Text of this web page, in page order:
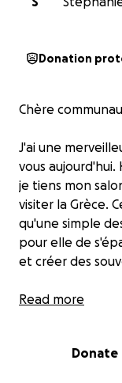
Donation
Chère
J'ai une
vous
je tiens mon
visiter la Grèce.
qu'une simple
pour elle de
et créer des
Etant une élève
Read more
Donate